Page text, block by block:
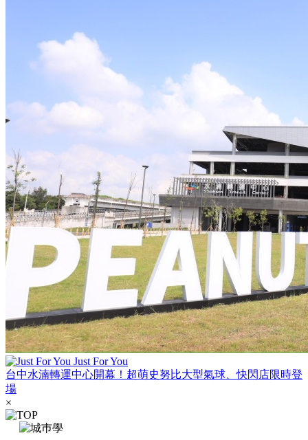
Just For You
台中水湳轉運中心開幕！超萌史努比大型氣球、快閃店限時登
場
×